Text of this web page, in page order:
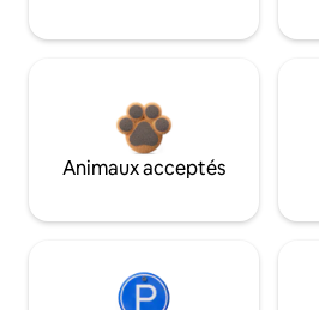
Animaux acceptés